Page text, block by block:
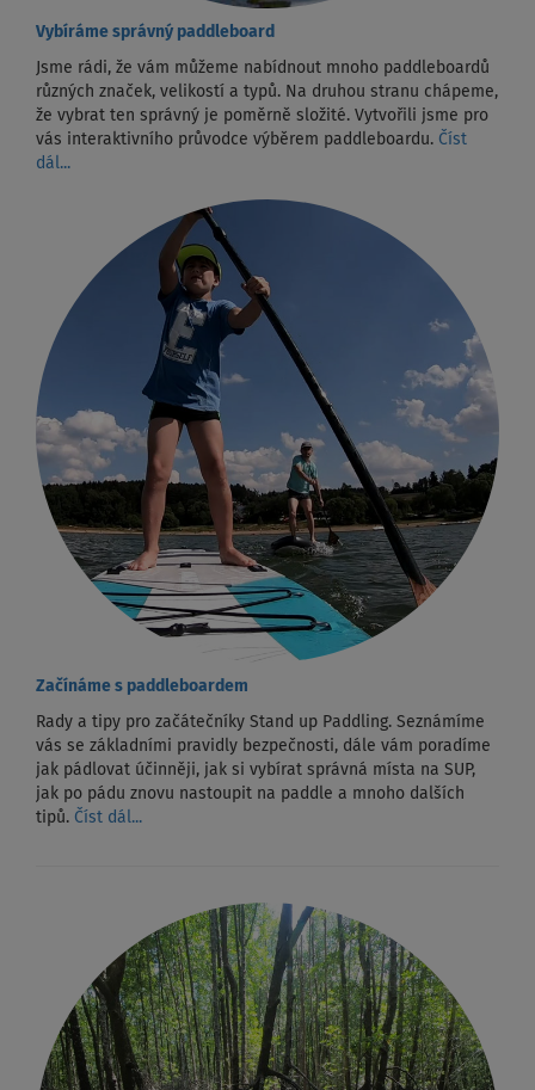
Vybíráme správný paddleboard
Jsme rádi, že vám můžeme nabídnout mnoho paddleboardů
různých značek, velikostí a typů. Na druhou stranu chápeme,
že vybrat ten správný je poměrně složité. Vytvořili jsme pro
vás interaktivního průvodce výběrem paddleboardu. Číst
dál...
Začínáme s paddleboardem
Rady a tipy pro začátečníky Stand up Paddling. Seznámíme
vás se základními pravidly bezpečnosti, dále vám poradíme
jak pádlovat účinněji, jak si vybírat správná místa na SUP,
jak po pádu znovu nastoupit na paddle a mnoho dalších
tipů. Číst dál...